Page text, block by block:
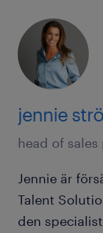
jennie
head of
Jennie är
Talent
den